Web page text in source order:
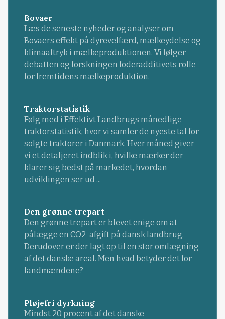
Bovaer
Læs de seneste nyheder og analyser om
Bovaers effekt på dyrevelfærd, mælkeydelse og
klimaaftryk i mælkeproduktionen. Vi følger
debatten og forskningen foderadditivets rolle
for fremtidens mælkeproduktion.
Traktorstatistik
Følg med i Effektivt Landbrugs månedlige
traktorstatistik, hvor vi samler de nyeste tal for
solgte traktorer i Danmark. Hver måned giver
vi et detaljeret indblik i, hvilke mærker der
klarer sig bedst på markedet, hvordan
udviklingen ser ud ...
Den grønne trepart
Den grønne trepart er blevet enige om at
pålægge en CO2-afgift på dansk landbrug.
Derudover er der lagt op til en stor omlægning
af det danske areal. Men hvad betyder det for
landmændene?
Pløjefri dyrkning
Mindst 20 procent af det danske